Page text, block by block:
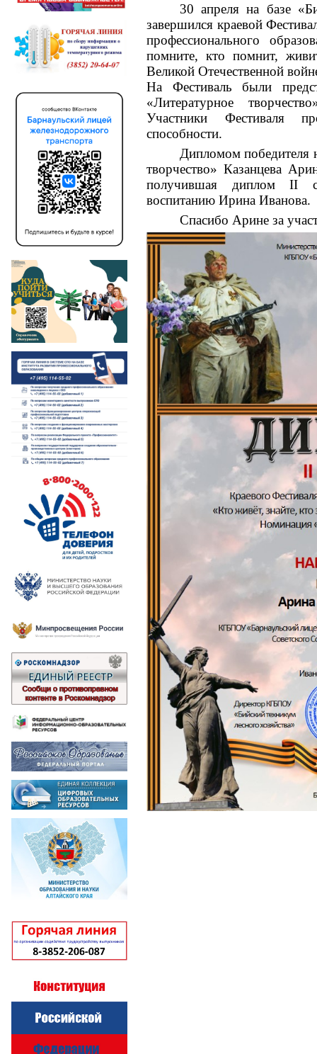
30 апреля на базе
завершился краевой
профессионального
помните, кто помнит,
Великой Отечественной
На Фестиваль были
«Литературное
Участники Фестиваля
способности.
Дипломом победителя
творчество» Казанцева
получившая диплом II
воспитанию Ирина Иванова.
Спасибо Арине за